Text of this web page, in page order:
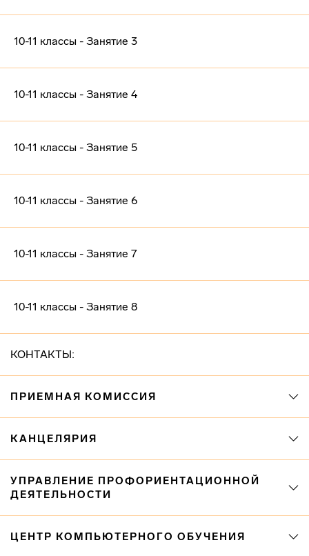
10-11 классы - Занятие 3
10-11 классы - Занятие 4
10-11 классы - Занятие 5
10-11 классы - Занятие 6
10-11 классы - Занятие 7
10-11 классы - Занятие 8
КОНТАКТЫ:
ПРИЕМНАЯ КОМИССИЯ
КАНЦЕЛЯРИЯ
УПРАВЛЕНИЕ ПРОФОРИЕНТАЦИОННОЙ
ДЕЯТЕЛЬНОСТИ
ЦЕНТР КОМПЬЮТЕРНОГО ОБУЧЕНИЯ